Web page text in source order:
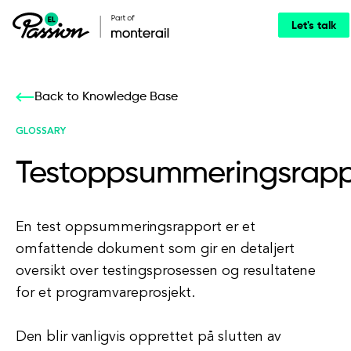
Let's talk
Back to Knowledge Base
GLOSSARY
En test oppsummeringsrapport er et
omfattende dokument som gir en detaljert
oversikt over testingsprosessen og resultatene
for et programvareprosjekt.
Den blir vanligvis opprettet på slutten av